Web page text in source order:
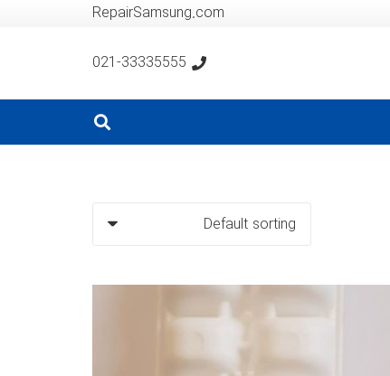
RepairSamsung.com
021-33335555